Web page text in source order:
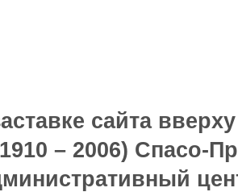
сайта
– 2006) Спасо-